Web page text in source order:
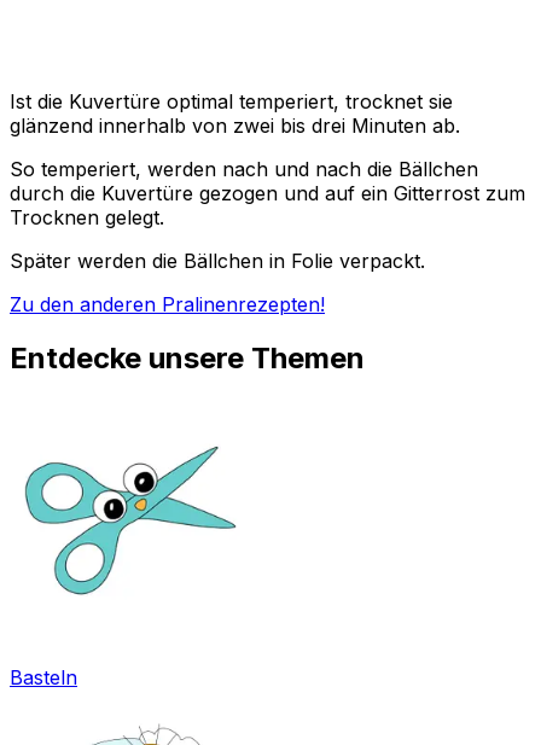
Ist die Kuvertüre optimal temperiert, trocknet sie
glänzend innerhalb von zwei bis drei Minuten ab.
So temperiert, werden nach und nach die Bällchen
durch die Kuvertüre gezogen und auf ein Gitterrost zum
Trocknen gelegt.
Später werden die Bällchen in Folie verpackt.
Zu den anderen Pralinenrezepten!
Entdecke unsere Themen
Basteln